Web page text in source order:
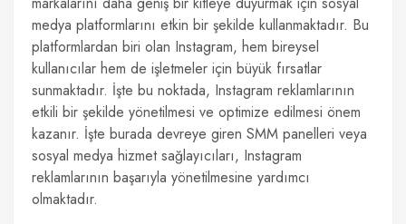
medya platformlarını etkin bir şekilde kullanmaktadır. Bu
platformlardan biri olan Instagram, hem bireysel
kullanıcılar hem de işletmeler için büyük fırsatlar
sunmaktadır. İşte bu noktada, Instagram reklamlarının
etkili bir şekilde yönetilmesi ve optimize edilmesi önem
kazanır. İşte burada devreye giren SMM panelleri veya
sosyal medya hizmet sağlayıcıları, Instagram
reklamlarının başarıyla yönetilmesine yardımcı
olmaktadır.